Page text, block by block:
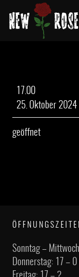
geöffnet
17.00
25. Oktober 2024
geöffnet
Sonntag –
Donnerstag: 17 – 0